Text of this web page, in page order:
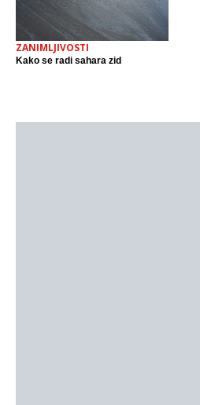
ZANIMLJIVOSTI
Kako se radi sahara zid